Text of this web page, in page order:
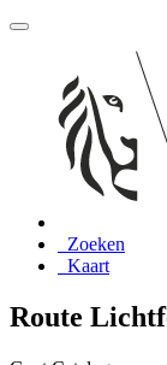
Zoeken
Kaart
Route